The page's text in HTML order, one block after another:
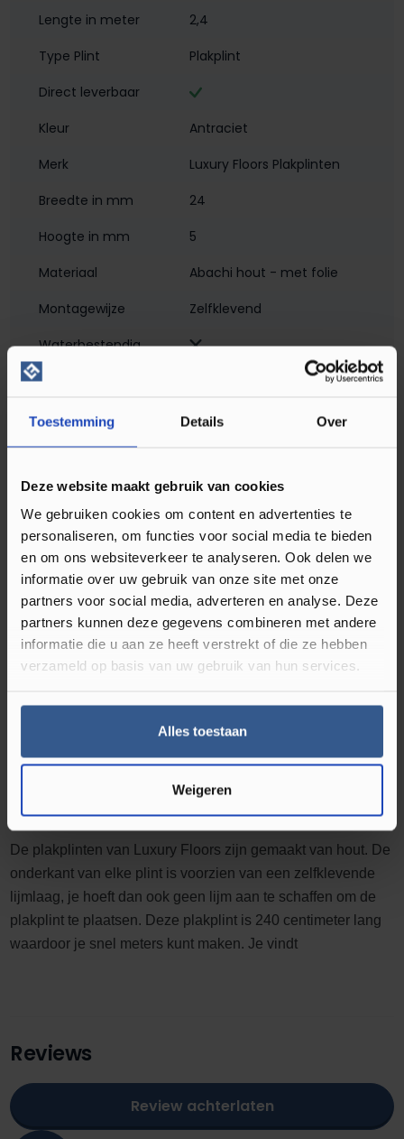
Toestemming Details Over
Deze website maakt gebruik van cookies
We gebruiken cookies om content en advertenties te
personaliseren, om functies voor social media te bieden
en om ons websiteverkeer te analyseren. Ook delen we
informatie over uw gebruik van onze site met onze
partners voor social media, adverteren en analyse. Deze
partners kunnen deze gegevens combineren met andere
informatie die u aan ze heeft verstrekt of die ze hebben
verzameld op basis van uw gebruik van hun services.
Alles toestaan
Weigeren
Lengte in meter
2,4
Type Plint
Plakplint
Direct leverbaar
Kleur
Antraciet
Merk
Luxury Floors Plakplinten
Breedte in mm
24
Hoogte in mm
5
Materiaal
Abachi hout - met folie
Montagewijze
Zelfklevend
Waterbestendig‎
Soort plint
Hardsteen 23154
Plakplinten gebruikt u bij de afwerking van uw klik PVC en
of laminaat vloer. Deze type vloeren hebben namelijk
werkingsruimte nodig en leg je dus niet strak tegen de muur
of kozijnen. Deze ruimte kun je dan ook perfect afwerken
met een plakplint in bijpassende kleur van de vloer.Ze zijn
dus onmisbaar bij een nieuwe vloer.Naast dat het zorgt
houten plakplinten in het assortiment. Je vind de best
bijpassende kleur plakplint op de productpagina van alle
klik PVC en laminaat vloeren. Er zit dus altijd wat tussen dat
Wat zijn plakplinten?
De plakplinten van Luxury Floors zijn gemaakt van hout. De
onderkant van elke plint is voorzien van een zelfklevende
lijmlaag, je hoeft dan ook geen lijm aan te schaffen om de
plakplint te plaatsen. Deze plakplint is 240 centimeter lang
waardoor je snel meters kunt maken. Je vindt
Reviews
Review achterlaten